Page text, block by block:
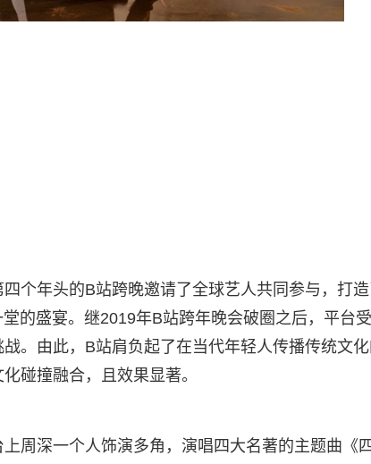
个年头的B站跨晚邀请了全球艺人共同参与，打造
的盛宴。继2019年B站跨年晚会破圈之后，平台受
。由此，B站肩负起了在当代年轻人传播传统文
碰撞融合，且效果显著。
周深一个人饰演多角，演唱四大名著的主题曲《